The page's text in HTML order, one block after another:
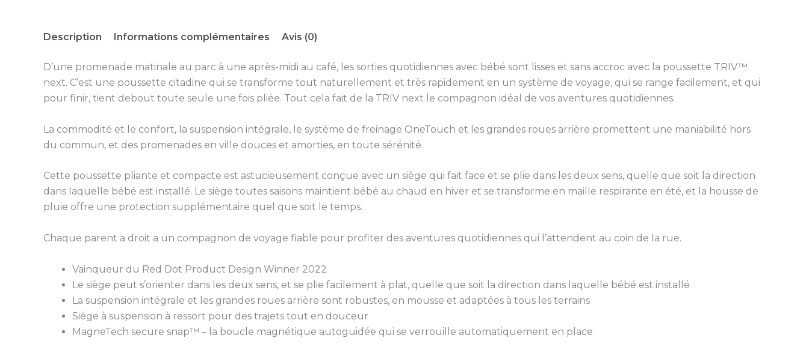
Description Informations complémentaires Avis (0)
D’une promenade matinale au parc à une après-midi au café, les sorties quotidiennes avec bébé sont lisses et sans accroc avec la poussette TRIV™
next. C’est une poussette citadine qui se transforme tout naturellement et très rapidement en un système de voyage, qui se range facilement, et qui
pour finir, tient debout toute seule une fois pliée. Tout cela fait de la TRIV next le compagnon idéal de vos aventures quotidiennes.
La commodité et le confort, la suspension intégrale, le système de freinage OneTouch et les grandes roues arrière promettent une maniabilité hors
du commun, et des promenades en ville douces et amorties, en toute sérénité.
Cette poussette pliante et compacte est astucieusement conçue avec un siège qui fait face et se plie dans les deux sens, quelle que soit la direction
dans laquelle bébé est installé. Le siège toutes saisons maintient bébé au chaud en hiver et se transforme en maille respirante en été, et la housse de
pluie offre une protection supplémentaire quel que soit le temps.
Chaque parent a droit a un compagnon de voyage fiable pour profiter des aventures quotidiennes qui l’attendent au coin de la rue.
Vainqueur du Red Dot Product Design Winner 2022
Le siège peut s’orienter dans les deux sens, et se plie facilement à plat, quelle que soit la direction dans laquelle bébé est installé
La suspension intégrale et les grandes roues arrière sont robustes, en mousse et adaptées à tous les terrains
Siège à suspension à ressort pour des trajets tout en douceur
MagneTech secure snap™ – la boucle magnétique autoguidée qui se verrouille automatiquement en place